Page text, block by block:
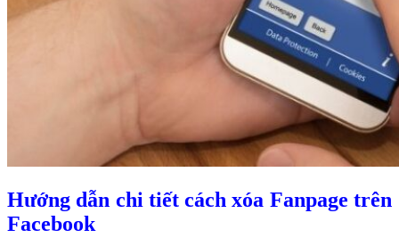
Hướng dẫn chi tiết cách xóa Fanpage trên
Facebook